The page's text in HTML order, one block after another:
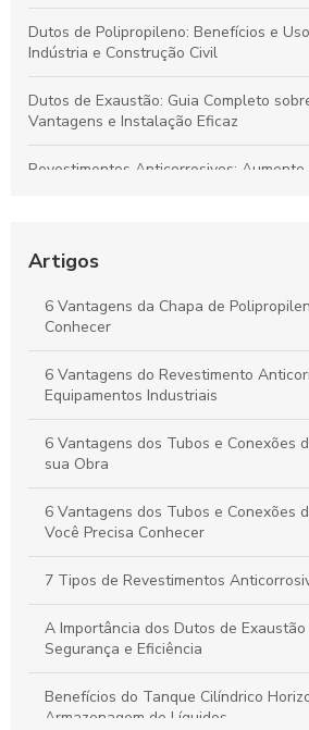
Dutos de Polipropileno: Benefícios e
Indústria e Construção Civil
Dutos de Exaustão: Guia Completo
Vantagens e Instalação Eficaz
Revestimentos Anticorrosivos:
Fluidos e Relevância Industrial
Dutos de Polipropileno: Principais
Indispensáveis
Duto de Polipropileno: Benefícios para
e de Alto Desempenho
Artigos
6 Vantagens da Chapa de
Conhecer
6 Vantagens do Revestimento
Equipamentos Industriais
6 Vantagens dos Tubos e Conexões
sua Obra
6 Vantagens dos Tubos e Conexões
Você Precisa Conhecer
7 Tipos de Revestimentos
A Importância dos Dutos de
Segurança e Eficiência
Benefícios do Tanque Cilíndrico
Armazenagem de Líquidos